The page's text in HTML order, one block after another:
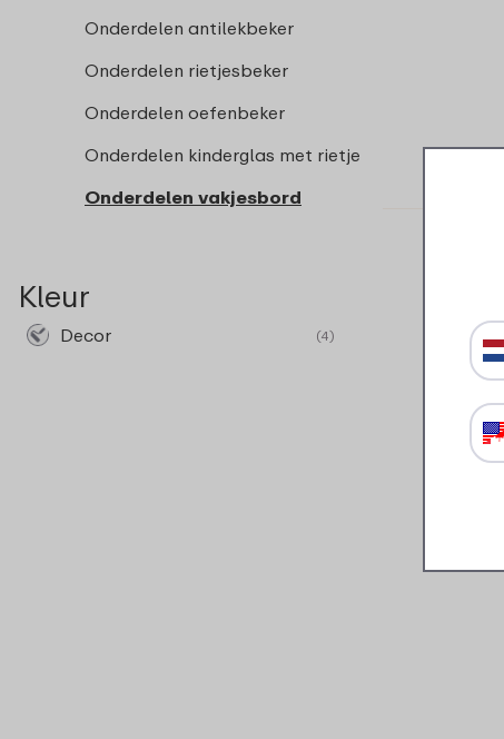
Onderdelen antilekbeker
Onderdelen rietjesbeker
Onderdelen oefenbeker
Onderdelen kinderglas met rietje
Onderdelen vakjesbord
Kleur
Decor (4)